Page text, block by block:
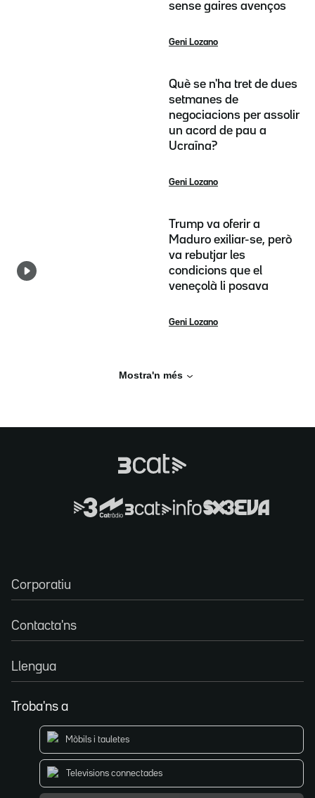
sense gaires avenços
Geni Lozano
Què se n'ha tret de dues
setmanes de
negociacions per assolir
un acord de pau a
Ucraïna?
Geni Lozano
Trump va oferir a
Maduro exiliar-se, però
va rebutjar les
condicions que el
veneçolà li posava
Geni Lozano
Mostra'n més
Corporatiu
Contacta'ns
Llengua
Troba'ns a
Mòbils i tauletes
Televisions connectades